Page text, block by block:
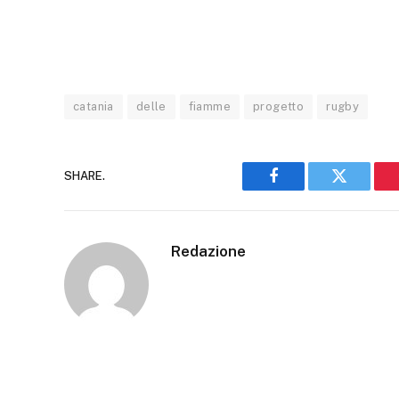
catania delle fiamme progetto rugby
SHARE.
Facebook Twitter
Redazione